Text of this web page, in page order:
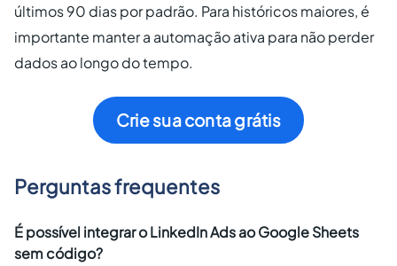
últimos 90 dias por padrão. Para históricos maiores, é
importante manter a automação ativa para não perder
dados ao longo do tempo.
Crie sua conta grátis
Perguntas frequentes
É possível integrar o LinkedIn Ads ao Google Sheets
sem código?